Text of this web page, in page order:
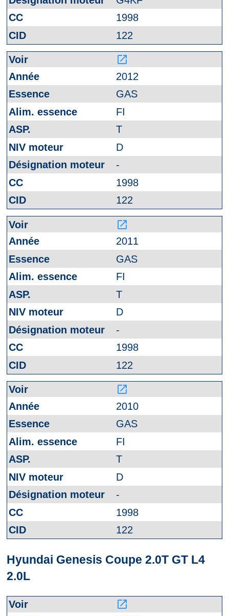
1998
122
launch
2012
GAS
FI
T
D
-
1998
122
launch
2011
GAS
FI
T
D
-
1998
122
launch
2010
GAS
FI
T
D
-
1998
122
Hyundai Genesis Coupe 2.0T GT L4
2.0L
launch